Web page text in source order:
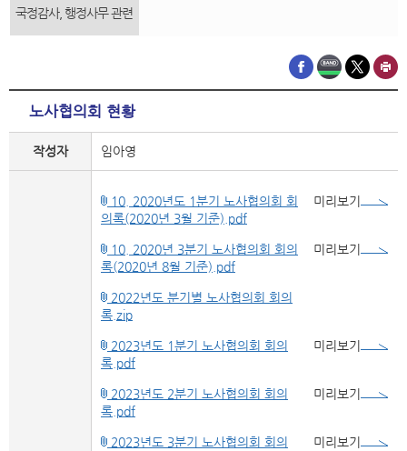
국정감사, 행정사무 관련
노사협의회 현황
작성자 임아영
10. 2020년도 1분기 노사협의회 회
의록(2020년 3월 기준).pdf
미리보기
10. 2020년 3분기 노사협의회 회의
록(2020년 8월 기준).pdf
미리보기
2022년도 분기별 노사협의회 회의
록.zip
2023년도 1분기 노사협의회 회의
록.pdf
미리보기
2023년도 2분기 노사협의회 회의
록.pdf
미리보기
2023년도 3분기 노사협의회 회의
미리보기